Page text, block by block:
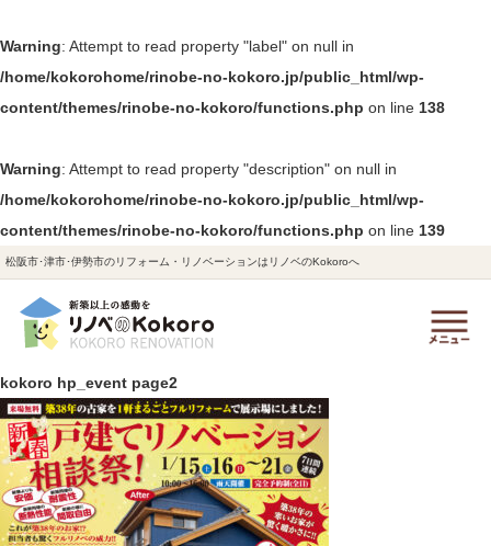
Warning: Attempt to read property "label" on null in
/home/kokorohome/rinobe-no-kokoro.jp/public_html/wp-
content/themes/rinobe-no-kokoro/functions.php on line 138
Warning: Attempt to read property "description" on null in
/home/kokorohome/rinobe-no-kokoro.jp/public_html/wp-
content/themes/rinobe-no-kokoro/functions.php on line 139
松阪市･津市･伊勢市のリフォーム・リノベーションはリノベのKokoroへ
kokoro hp_event page2